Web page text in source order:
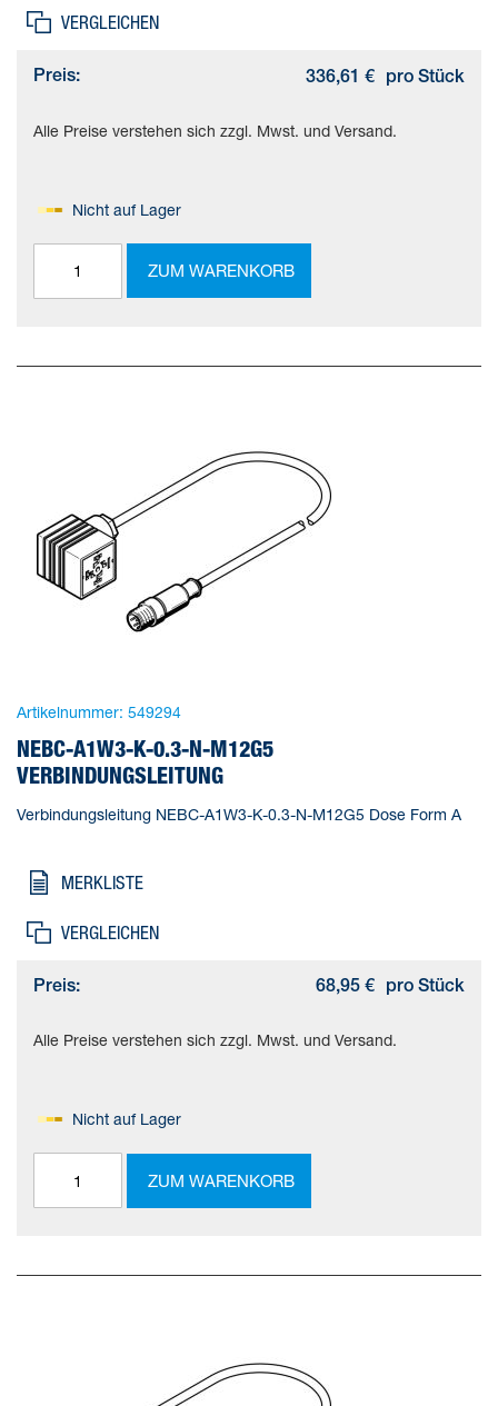
VERGLEICHEN
Preis: 336,61 € pro Stück
Alle Preise verstehen sich zzgl. Mwst. und Versand.
Nicht auf Lager
ZUM WARENKORB
Artikelnummer: 549294
NEBC-A1W3-K-0.3-N-M12G5
VERBINDUNGSLEITUNG
Verbindungsleitung NEBC-A1W3-K-0.3-N-M12G5 Dose Form A
MERKLISTE
VERGLEICHEN
Preis: 68,95 € pro Stück
Alle Preise verstehen sich zzgl. Mwst. und Versand.
Nicht auf Lager
ZUM WARENKORB